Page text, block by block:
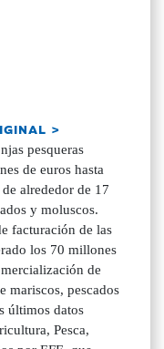
>
pesqueras
de euros hasta
alrededor de 17
y moluscos.
facturación de las
los 70 millones
de
mariscos, pescados
últimos datos
Pesca,